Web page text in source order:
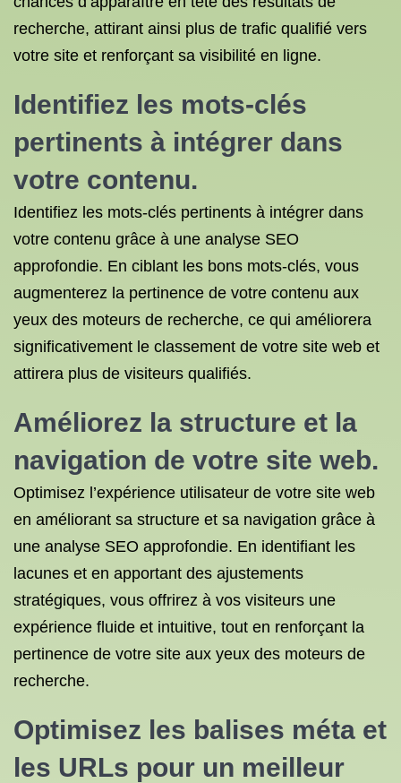
recherche, attirant ainsi plus de trafic qualifié vers
votre site et renforçant sa visibilité en ligne.
Identifiez les mots-clés
pertinents à intégrer dans
votre contenu.
Identifiez les mots-clés pertinents à intégrer dans
votre contenu grâce à une analyse SEO
approfondie. En ciblant les bons mots-clés, vous
augmenterez la pertinence de votre contenu aux
yeux des moteurs de recherche, ce qui améliorera
significativement le classement de votre site web et
attirera plus de visiteurs qualifiés.
Améliorez la structure et la
navigation de votre site web.
Optimisez l’expérience utilisateur de votre site web
en améliorant sa structure et sa navigation grâce à
une analyse SEO approfondie. En identifiant les
lacunes et en apportant des ajustements
stratégiques, vous offrirez à vos visiteurs une
expérience fluide et intuitive, tout en renforçant la
pertinence de votre site aux yeux des moteurs de
recherche.
Optimisez les balises méta et
les URLs pour un meilleur